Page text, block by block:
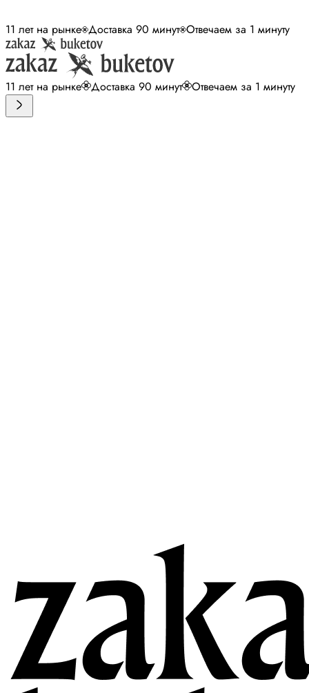
11 лет на рынке Доставка 90 минут Отвечаем за 1 минуту
11 лет на рынке Доставка 90 минут Отвечаем за 1 минуту